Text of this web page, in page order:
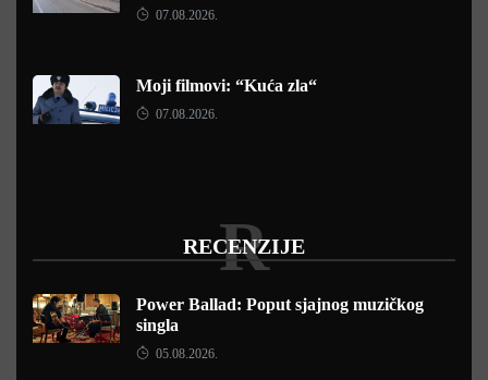
07.08.2026.
Moji filmovi: “Kuća zla“
07.08.2026.
RECENZIJE
R
Power Ballad: Poput sjajnog muzičkog
singla
05.08.2026.